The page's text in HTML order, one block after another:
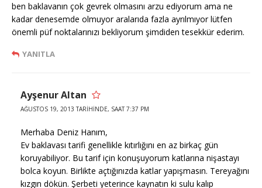
ben baklavanın çok gevrek olmasını arzu ediyorum ama ne
kadar denesemde olmuyor aralarıda fazla ayrılmıyor lütfen
önemli püf noktalarınızı bekliyorum şimdiden tesekkür ederim.
YANITLA
Ayşenur Altan
AĞUSTOS 19, 2013 TARIHINDE, SAAT 7:37 PM
Merhaba Deniz Hanım,
Ev baklavası tarifi genellikle kıtırlığını en az birkaç gün
koruyabiliyor. Bu tarif için konuşuyorum katlarına nişastayı
bolca koyun. Birlikte açtığınızda katlar yapışmasın. Tereyağını
kızgın dökün. Şerbeti yeterince kaynatın ki sulu kalıp